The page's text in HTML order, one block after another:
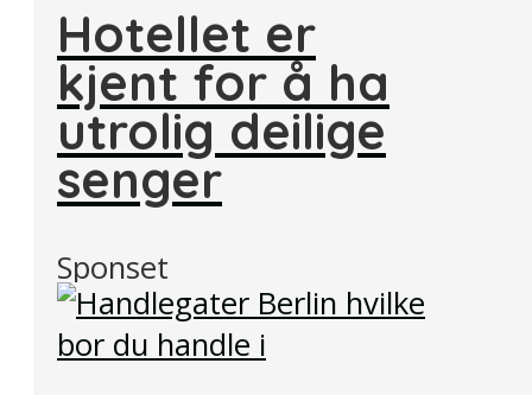
Hotellet er
kjent for å ha
utrolig deilige
senger
Sponset